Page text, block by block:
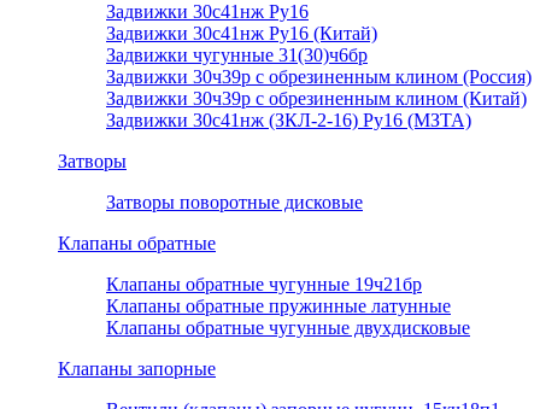
Задвижки 30с41нж Ру16
Задвижки 30с41нж Ру16 (Китай)
Задвижки чугунные 31(30)ч6бр
Задвижки 30ч39р с обрезиненным клином (Россия)
Задвижки 30ч39р с обрезиненным клином (Китай)
Задвижки 30с41нж (ЗКЛ-2-16) Ру16 (МЗТА)
Затворы
Затворы поворотные дисковые
Клапаны обратные
Клапаны обратные чугунные 19ч21бр
Клапаны обратные пружинные латунные
Клапаны обратные чугунные двухдисковые
Клапаны запорные